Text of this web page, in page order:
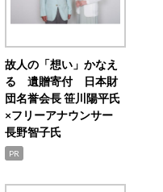
故人の「想い」かなえ
る 遺贈寄付 日本財
団名誉会長 笹川陽平氏
×フリーアナウンサー
長野智子氏
PR